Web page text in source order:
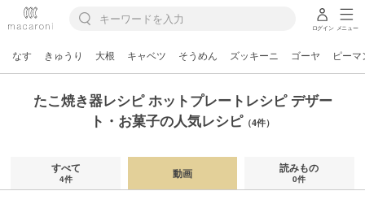
ログイン メニュー
なす きゅうり 大根 キャベツ そうめん ズッキーニ ゴーヤ ピーマ
たこ焼き器レシピ ホットプレートレシピ デザー
ト・お菓子の人気レシピ （4件）
すべて
4件 動画 読みもの
0件